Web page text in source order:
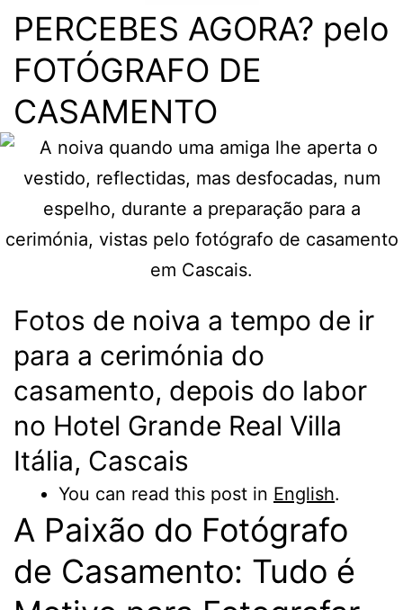
PERCEBES AGORA? pelo
FOTÓGRAFO DE
CASAMENTO
Fotos de noiva a tempo de ir
para a cerimónia do
casamento, depois do labor
no Hotel Grande Real Villa
Itália, Cascais
You can read this post in English.
A Paixão do Fotógrafo
de Casamento: Tudo é